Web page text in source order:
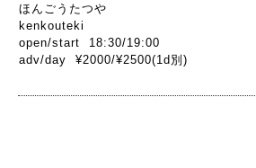
ほんごうたつや
kenkouteki
open/start 18:30/19:00
adv/day ¥2000/¥2500(1d別)